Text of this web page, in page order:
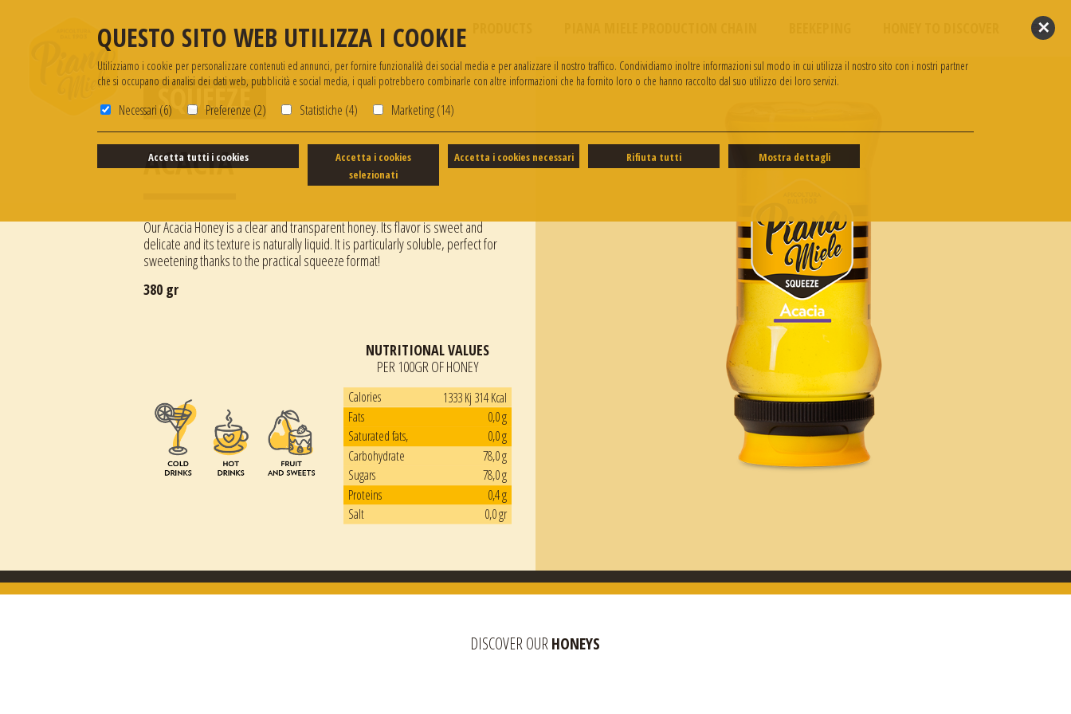
✕
QUESTO SITO WEB UTILIZZA I COOKIE
Utilizziamo i cookie per personalizzare contenuti ed annunci, per fornire funzionalità dei social media e per analizzare il nostro traffico. Condividiamo inoltre informazioni sul modo in cui utilizza il nostro sito con i nostri partner
che si occupano di analisi dei dati web, pubblicità e social media, i quali potrebbero combinarle con altre informazioni che ha fornito loro o che hanno raccolto dal suo utilizzo dei loro servizi.
Necessari (6) Preferenze (2) Statistiche (4) Marketing (14)
Accetta tutti i cookies
Accetta i cookies
selezionati
Accetta i cookies necessari Rifiuta tutti Mostra dettagli
SQUEEZE
ACACIA
Our Acacia Honey is a clear and transparent honey. Its flavor is sweet and
delicate and its texture is naturally liquid. It is particularly soluble, perfect for
sweetening thanks to the practical squeeze format!
380 gr
NUTRITIONAL VALUES
PER 100GR OF HONEY
Calories
1333 Kj 314 Kcal
Fats
0,0 g
Saturated fats,
0,0 g
Carbohydrate
78,0 g
Sugars
78,0 g
Proteins
0,4 g
Salt
0,0 gr
DISCOVER OURHONEYS